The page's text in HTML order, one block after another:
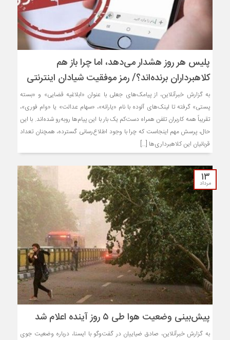
پلیس هر روز هشدار می‌دهد، اما چرا باز هم
کلاهبرداران برنده‌اند؟/ رمز موفقیت شیادان اینترنتی
به گزارش خبرآنلاین، از پیامک‌های جعلی با عنوان «ابلاغیه قضایی» و «بسته
پستی» گرفته تا لینک‌های آلوده با نام «یارانه»، «سهام عدالت» یا «وام فوری»،
تقریباً همه کاربران تلفن همراه دست‌کم یک بار با این پیام‌ها روبه‌رو شده‌اند. با این
حال، پرسش مهم اینجاست که چرا با وجود اطلاع‌رسانی گسترده، همچنان تعداد
قربانیان این کلاهبرداری‌ها […]
۱۳
مرداد
پیش‌بینی وضعیت هوا طی ۵ روز آینده اعلام شد
به گزارش خبرآنلاین، صادق ضیاییان در گفت‌وگو با ایسنا، درباره وضعیت جوی